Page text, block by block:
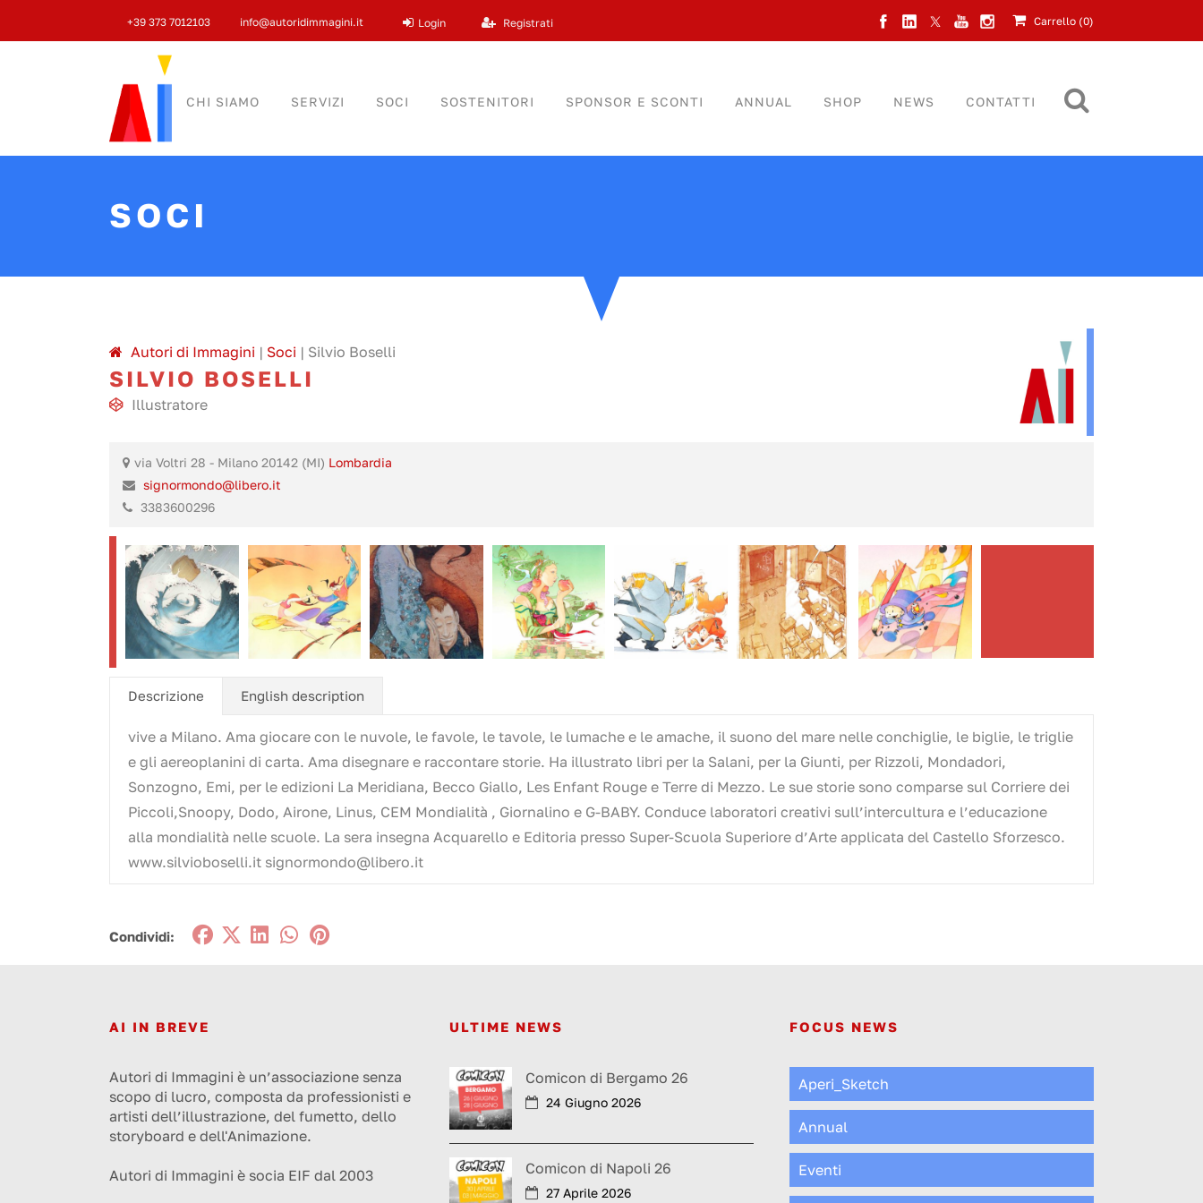
+39 373 7012103 info@autoridimmagini.it Login Registrati Carrello (0)
CHI SIAMO SERVIZI SOCI SOSTENITORI SPONSOR E SCONTI ANNUAL SHOP NEWS CONTATTI
SOCI
Autori di Immagini | Soci | Silvio Boselli
SILVIO BOSELLI
Illustratore
via Voltri 28 - Milano 20142 (MI) Lombardia
signormondo@libero.it
3383600296
Descrizione English description
vive a Milano. Ama giocare con le nuvole, le favole, le tavole, le lumache e le amache, il suono del mare nelle conchiglie, le biglie, le triglie
e gli aereoplanini di carta. Ama disegnare e raccontare storie. Ha illustrato libri per la Salani, per la Giunti, per Rizzoli, Mondadori,
Sonzogno, Emi, per le edizioni La Meridiana, Becco Giallo, Les Enfant Rouge e Terre di Mezzo. Le sue storie sono comparse sul Corriere dei
Piccoli,Snoopy, Dodo, Airone, Linus, CEM Mondialità , Giornalino e G-BABY. Conduce laboratori creativi sull’intercultura e l’educazione
alla mondialità nelle scuole. La sera insegna Acquarello e Editoria presso Super-Scuola Superiore d’Arte applicata del Castello Sforzesco.
www.silvioboselli.it signormondo@libero.it
Condividi:
AI IN BREVE
Autori di Immagini è un’associazione senza
scopo di lucro, composta da professionisti e
artisti dell’illustrazione, del fumetto, dello
storyboard e dell'Animazione.
Autori di Immagini è socia EIF dal 2003
ULTIME NEWS
Comicon di Bergamo 26
24 Giugno 2026
Comicon di Napoli 26
27 Aprile 2026
FOCUS NEWS
Aperi_Sketch
Annual
Eventi